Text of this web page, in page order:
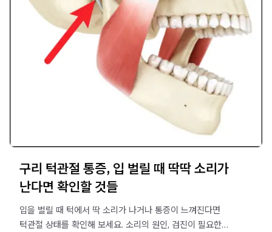
구리 턱관절 통증, 입 벌릴 때 딱딱 소리가
난다면 확인할 것들
입을 벌릴 때 턱에서 딱 소리가 나거나 통증이 느껴진다면
턱관절 상태를 확인해 보세요. 소리의 원인, 검진이 필요한